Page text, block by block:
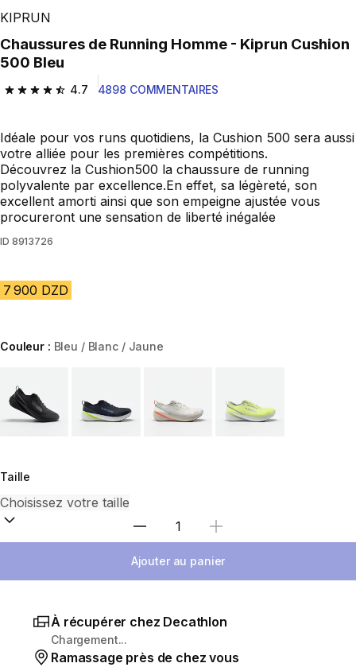
KIPRUN
Chaussures de Running Homme - Kiprun Cushion
500 Bleu
4.7
4.7 out of 5 stars from 4898 reviews
4898 COMMENTAIRES
Idéale pour vos runs quotidiens, la Cushion 500 sera aussi
votre alliée pour les premières compétitions.
Découvrez la Cushion500 la chaussure de running
polyvalente par excellence.En effet, sa légèreté, son
excellent amorti ainsi que son empeigne ajustée vous
procureront une sensation de liberté inégalée
ID 8913726
7 900 DZD
Couleur : Bleu / Blanc / Jaune
Taille
Sélectionnez la quantité
Ajouter au panier
À récupérer chez Decathlon
Chargement...
Ramassage près de chez vous